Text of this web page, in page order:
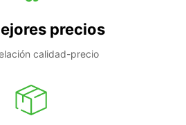
precios
calidad-precio